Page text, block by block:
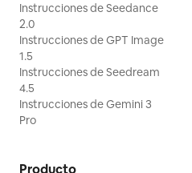
Instrucciones de Seedance
2.0
Instrucciones de GPT Image
1.5
Instrucciones de Seedream
4.5
Instrucciones de Gemini 3
Pro
Producto